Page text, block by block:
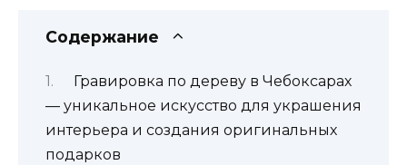
Содержание
Гравировка по дереву в Чебоксарах
— уникальное искусство для украшения
интерьера и создания оригинальных
подарков